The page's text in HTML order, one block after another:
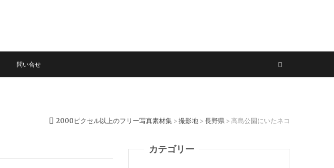
問い合せ
2000ピクセル以上のフリー写真素材集 > 撮影地 > 長野県 > 高島公園にいたネコ
カテゴリー